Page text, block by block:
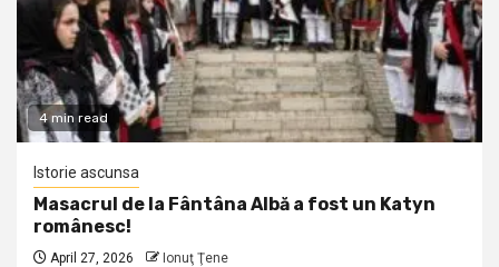
4 min read
Istorie ascunsa
Masacrul de la Fântâna Albă a fost un Katyn
românesc!
April 27, 2026 Ionuţ Ţene